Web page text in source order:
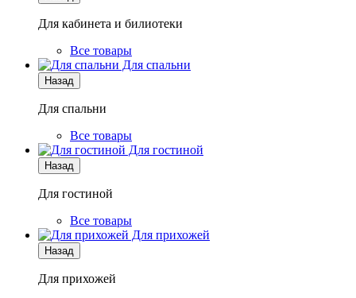
Для кабинета и билиотеки
Все товары
Для спальни
Назад
Для спальни
Все товары
Для гостиной
Назад
Для гостиной
Все товары
Для прихожей
Назад
Для прихожей